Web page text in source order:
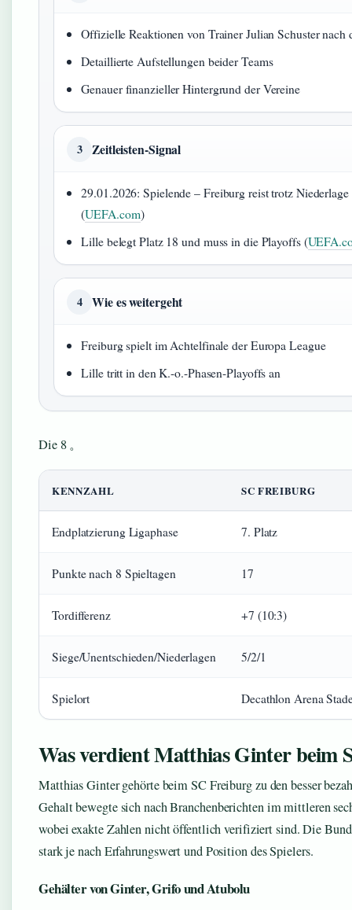
Offizielle Reaktionen von Trainer Julian Schuster nach
Detaillierte Aufstellungen beider Teams
Genauer finanzieller Hintergrund der Vereine
3 Zeitleisten-Signal
29.01.2026: Spielende – Freiburg reist trotz Niederlage
(UEFA.com)
Lille belegt Platz 18 und muss in die Playoffs (
4 Wie es weitergeht
Freiburg spielt im Achtelfinale der Europa League
Lille tritt in den K.-o.-Phasen-Playoffs an
Die 8 。
KENNZAHL SC FREIBURG
Endplatzierung Ligaphase 7. Platz
Punkte nach 8 Spieltagen 17
Tordifferenz +7 (10:3)
Siege/Unentschieden/Niederlagen 5/2/1
Spielort Decathlon Arena
Was verdient Matthias Ginter beim
Matthias Ginter gehörte beim SC Freiburg zu den besser
Gehalt bewegte sich nach Branchenberichten im mittleren
wobei exakte Zahlen nicht öffentlich verifiziert sind. Die
stark je nach Erfahrungswert und Position des Spielers.
Gehälter von Ginter, Grifo und Atubolu